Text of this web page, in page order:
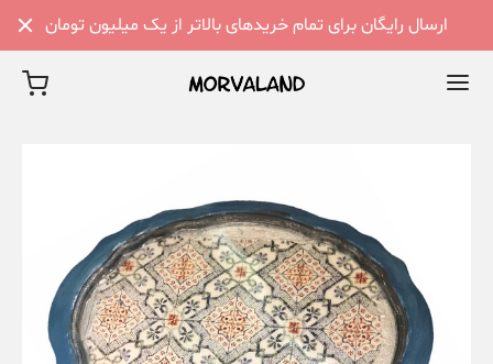
ارسال رایگان برای تمام خریدهای بالاتر از یک میلیون تومان